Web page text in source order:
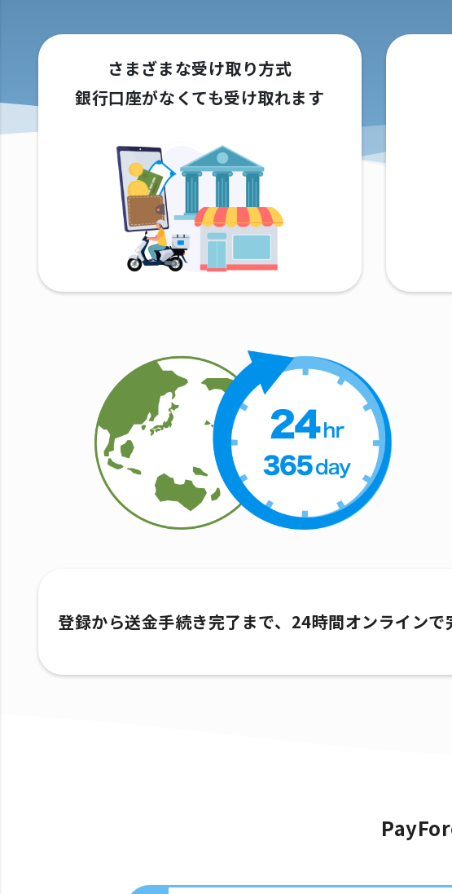
さまざまな受け取り方式
銀行口座がなくても受け取れます
登録から送金手続き完了まで、24時間オンラインで